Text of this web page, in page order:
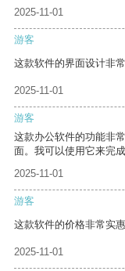
2025-11-01
游客
这款软件的界面设计非
2025-11-01
游客
这款办公软件的功能非
面。我可以使用它来完
2025-11-01
游客
这款软件的价格非常实
2025-11-01